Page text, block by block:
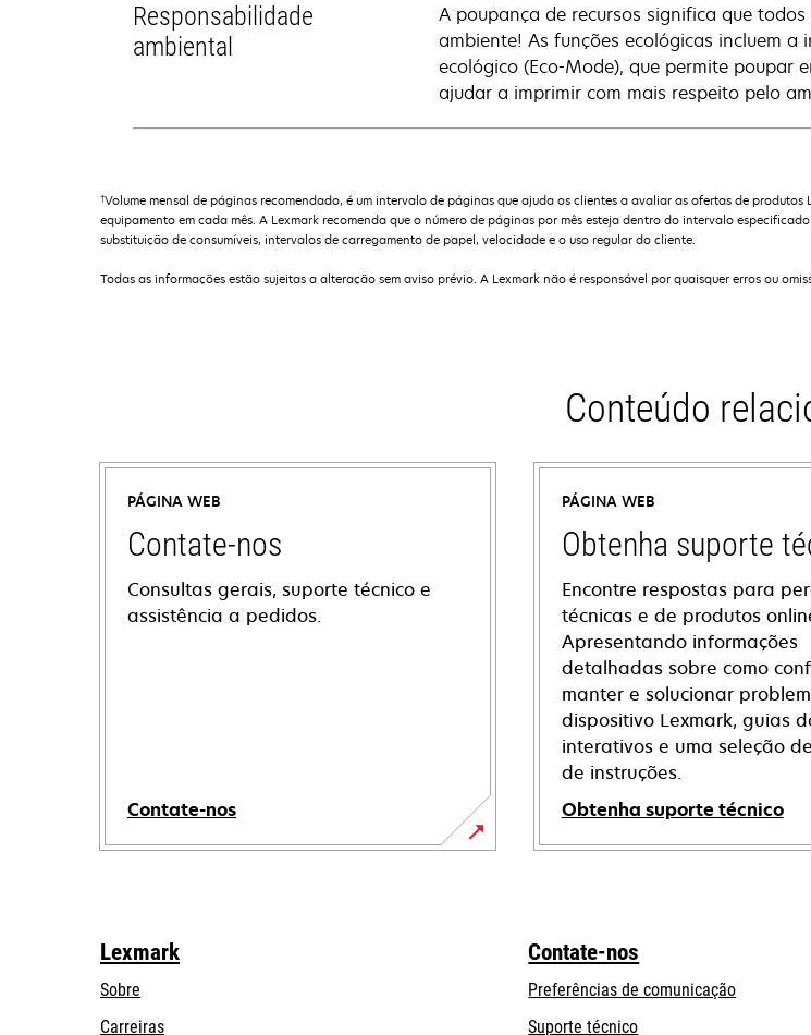
Responsabilidade
ambiental
A poupança de recursos significa que
ambiente! As funções ecológicas incluem
ecológico (Eco-Mode), que permite poupar
ajudar a imprimir com mais respeito pelo
†Volume mensal de páginas recomendado, é um intervalo de páginas que ajuda os clientes a avaliar as ofertas de
equipamento em cada mês. A Lexmark recomenda que o número de páginas por mês esteja dentro do intervalo
substituição de consumíveis, intervalos de carregamento de papel, velocidade e o uso regular do cliente.
Todas as informações estão sujeitas a alteração sem aviso prévio. A Lexmark não é responsável por quaisquer erros ou
Conteúdo
PÁGINA WEB
Contate-nos
Consultas gerais, suporte técnico e
assistência a pedidos.
Contate-nos
PÁGINA WEB
Obtenha suporte
Encontre respostas para
técnicas e de produtos
Apresentando informações
detalhadas sobre como
manter e solucionar
dispositivo Lexmark, guias
interativos e uma seleção
de instruções.
Obtenha suporte técnico
opens
tab
Lexmark
Sobre
Carreiras
Contate-nos
Preferências de comunicação
Suporte técnicoopens